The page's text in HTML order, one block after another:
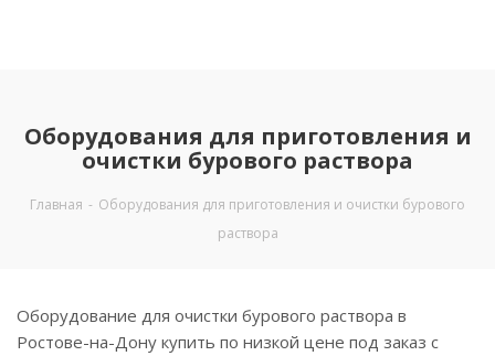
Оборудования для приготовления и
очистки бурового раствора
Главная - Оборудования для приготовления и очистки бурового
раствора
Оборудование для очистки бурового раствора в
Ростове-на-Дону купить по низкой цене под заказ с